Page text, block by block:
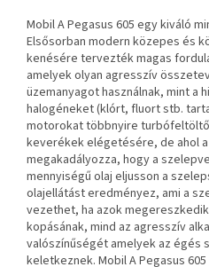
Mobil A Pegasus 605 egy kiváló
Elsősorban modern közepes és
kenésére terveztékmagas
amelyek olyan agresszív
üzemanyagot használnak, mint a
halogéneket (klórt, fluort stb.
motorokat többnyire
keverékek elégetésére, de ahol
megakadályozza, hogy a
mennyiségű olaj eljusson a
olajellátást eredményez, ami a
vezethet, ha azok
kopásának, mind az agresszív
valószínűségét amelyek az égés
keletkeznek. Mobil A Pegasus